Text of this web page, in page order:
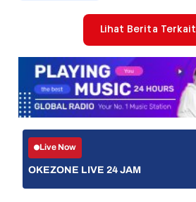
Lihat Berita Terkait
Live Now
OKEZONE LIVE 24 JAM